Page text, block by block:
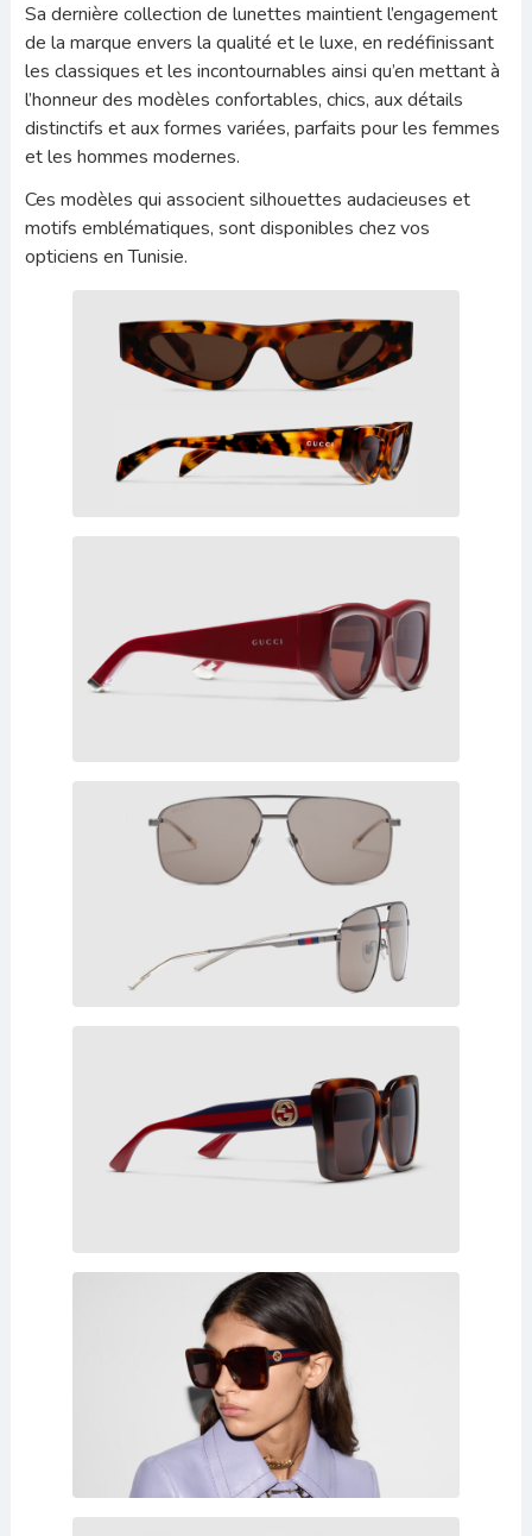
Sa dernière collection de lunettes maintient l’engagement
de la marque envers la qualité et le luxe, en redéfinissant
les classiques et les incontournables ainsi qu’en mettant à
l’honneur des modèles confortables, chics, aux détails
distinctifs et aux formes variées, parfaits pour les femmes
et les hommes modernes.
Ces modèles qui associent silhouettes audacieuses et
motifs emblématiques, sont disponibles chez vos
opticiens en Tunisie.